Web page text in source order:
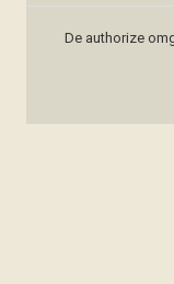
De authorize